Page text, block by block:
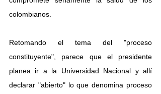
colombianos.
Retomando el tema del "proceso
constituyente", parece que el presidente
planea ir a la Universidad Nacional y allí
declarar "abierto" lo que denomina proceso